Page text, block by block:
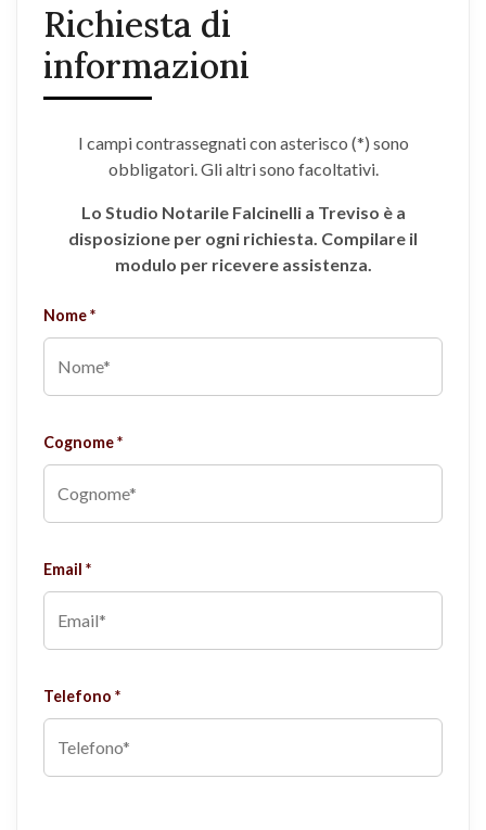
Richiesta di
informazioni
I campi contrassegnati con asterisco (*) sono
obbligatori. Gli altri sono facoltativi.
Lo Studio Notarile Falcinelli a Treviso è a
disposizione per ogni richiesta. Compilare il
modulo per ricevere assistenza.
Nome *
Cognome *
Email *
Telefono *